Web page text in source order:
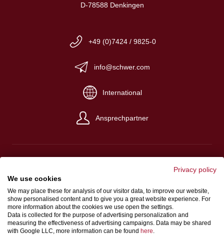
D-78588 Denkingen
+49 (0)7424 / 9825-0
info@schwer.com
International
Ansprechpartner
Impressum
Verkaufs-, Einkaufs- und Lieferbedingungen
Datenschutz
Hinweisgeberschutzgesetz
Privacy policy
We use cookies
We may place these for analysis of our visitor data, to improve our website,
show personalised content and to give you a great website experience. For
more information about the cookies we use open the settings.
Data is collected for the purpose of advertising personalization and
measuring the effectiveness of advertising campaigns. Data may be shared
with Google LLC, more information can be found here.